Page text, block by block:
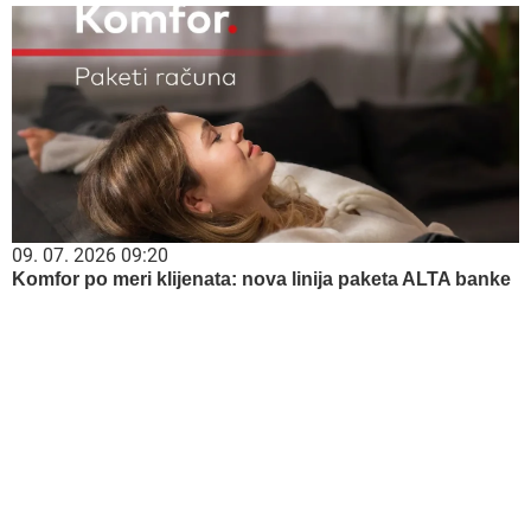
09. 07. 2026 09:20
Komfor po meri klijenata: nova linija paketa ALTA banke